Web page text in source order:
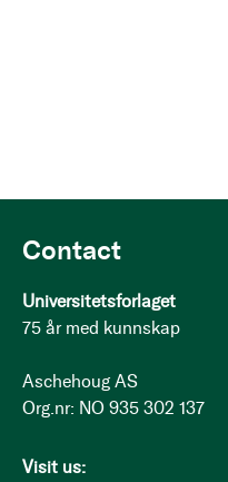
Contact
Universitetsforlaget
75 år med kunnskap
Aschehoug AS
Org.nr: NO 935 302 137
Visit us: